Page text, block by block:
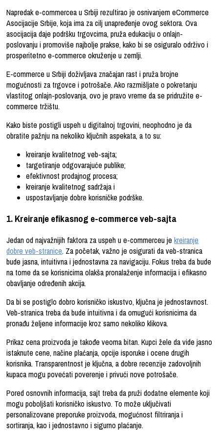
Napredak e-commercea u Srbiji rezultirao je osnivanjem eCommerce
Asocijacije Srbije, koja ima za cilj unapređenje ovog sektora. Ova
asocijacija daje podršku trgovcima, pruža edukaciju o onlajn-
poslovanju i promoviše najbolje prakse, kako bi se osiguralo održivo i
prosperitetno e-commerce okruženje u zemlji.
E-commerce u Srbiji doživljava značajan rast i pruža brojne
mogućnosti za trgovce i potrošače. Ako razmišljate o pokretanju
vlastitog onlajn-poslovanja, ovo je pravo vreme da se pridružite e-
commerce tržištu.
Kako biste postigli uspeh u digitalnoj trgovini, neophodno je da
obratite pažnju na nekoliko ključnih aspekata, a to su:
kreiranje kvalitetnog veb-sajta;
targetiranje odgovarajuće publike;
efektivnost prodajnog procesa;
kreiranje kvalitetnog sadržaja i
uspostavljanje dobre korisničke podrške.
1. Kreiranje efikasnog e-commerce veb-sajta
Jedan od najvažnijih faktora za uspeh u e-commerceu jekreiranje
dobre veb-stranice. Za početak, važno je osigurati da veb-stranica
bude jasna, intuitivna i jednostavna za navigaciju. Fokus treba da bude
na tome da se korisnicima olakša pronalaženje informacija i efikasno
obavljanje određenih akcija.
Da bi se postiglo dobro korisničko iskustvo, ključna je jednostavnost.
Veb-stranica treba da bude intuitivna i da omugući korisnicima da
pronađu željene informacije kroz samo nekoliko klikova.
Prikaz cena proizvoda je takođe veoma bitan. Kupci žele da vide jasno
istaknute cene, načine plaćanja, opcije isporuke i ocene drugih
korisnika. Transparentnost je ključna, a dobre recenzije zadovoljnih
kupaca mogu povećati poverenje i privući nove potrošače.
Pored osnovnih informacija, sajt treba da pruži dodatne elemente koji
mogu poboljšati korisničko iskustvo. To može uključivati
personalizovane preporuke proizvoda, mogućnost filtriranja i
sortiranja, kao i jednostavno i sigurno plaćanje.